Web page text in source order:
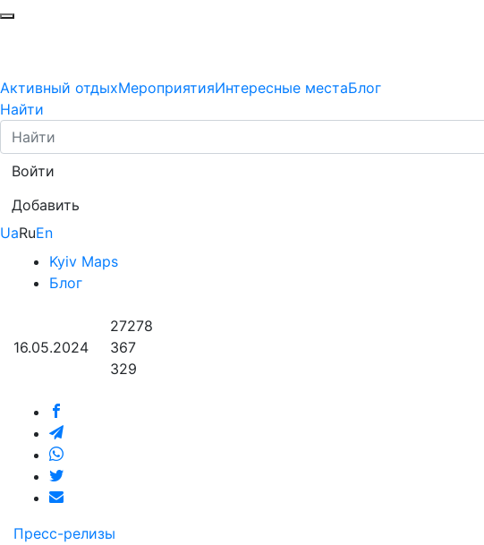
Активный отдыхМероприятияИнтересные местаБлог
Найти
Войти
Добавить
UaRuEn
Kyiv Maps
Блог
16.05.2024
27278
367
329
Пресс-релизы